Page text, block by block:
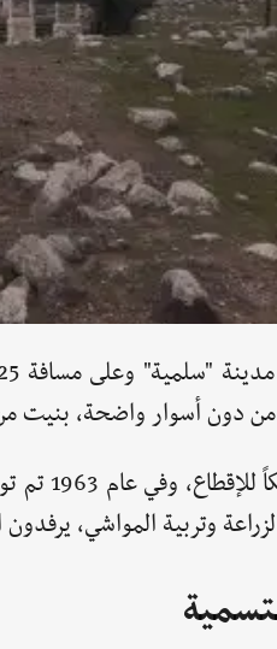
دون أسوار واضحة، بنيت من
وتربية المواشي،